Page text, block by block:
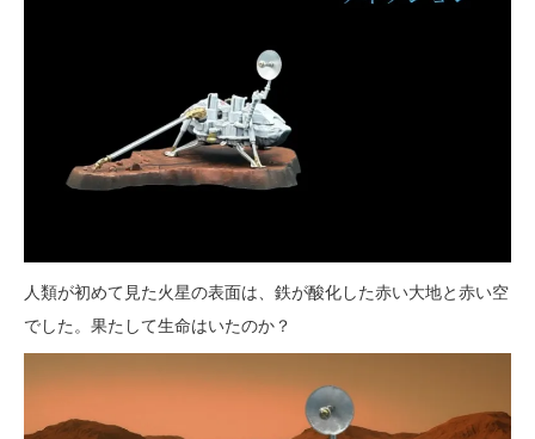
人類が初めて見た火星の表面は、鉄が酸化した赤い大地と赤い空
でした。果たして生命はいたのか？